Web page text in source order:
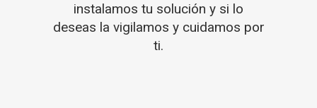
instalamos tu solución y si lo
deseas la vigilamos y cuidamos por
ti.